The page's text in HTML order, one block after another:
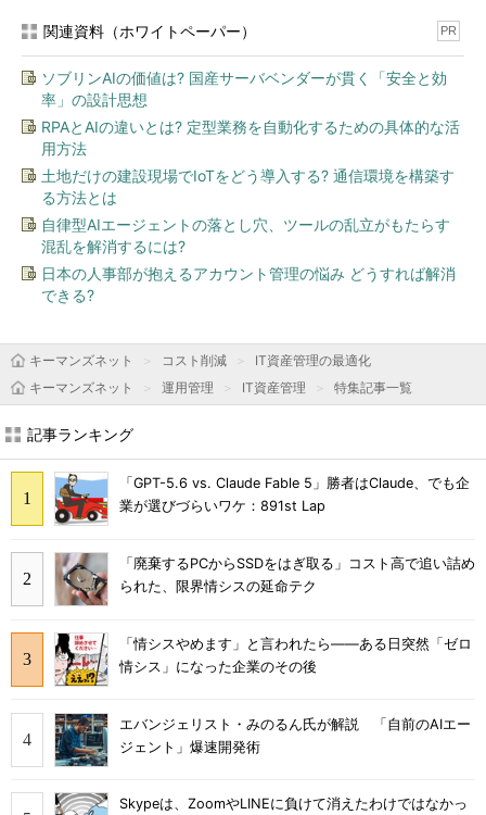
関連資料（ホワイトペーパー） PR
ソブリンAIの価値は? 国産サーバベンダーが貫く「安全と効
率」の設計思想
RPAとAIの違いとは? 定型業務を自動化するための具体的な活
用方法
土地だけの建設現場でIoTをどう導入する? 通信環境を構築す
る方法とは
自律型AIエージェントの落とし穴、ツールの乱立がもたらす
混乱を解消するには?
日本の人事部が抱えるアカウント管理の悩み どうすれば解消
できる?
キーマンズネット コスト削減
IT資産管理の最適化
キーマンズネット
運用管理 IT資産管理 特集記事一覧
記事ランキング
「GPT-5.6 vs. Claude Fable 5」勝者はClaude、でも企
業が選びづらいワケ：891st Lap
「廃棄するPCからSSDをはぎ取る」コスト高で追い詰め
られた、限界情シスの延命テク
「情シスやめます」と言われたら――ある日突然「ゼロ
情シス」になった企業のその後
エバンジェリスト・みのるん氏が解説 「自前のAIエー
ジェント」爆速開発術
Skypeは、ZoomやLINEに負けて消えたわけではなかっ